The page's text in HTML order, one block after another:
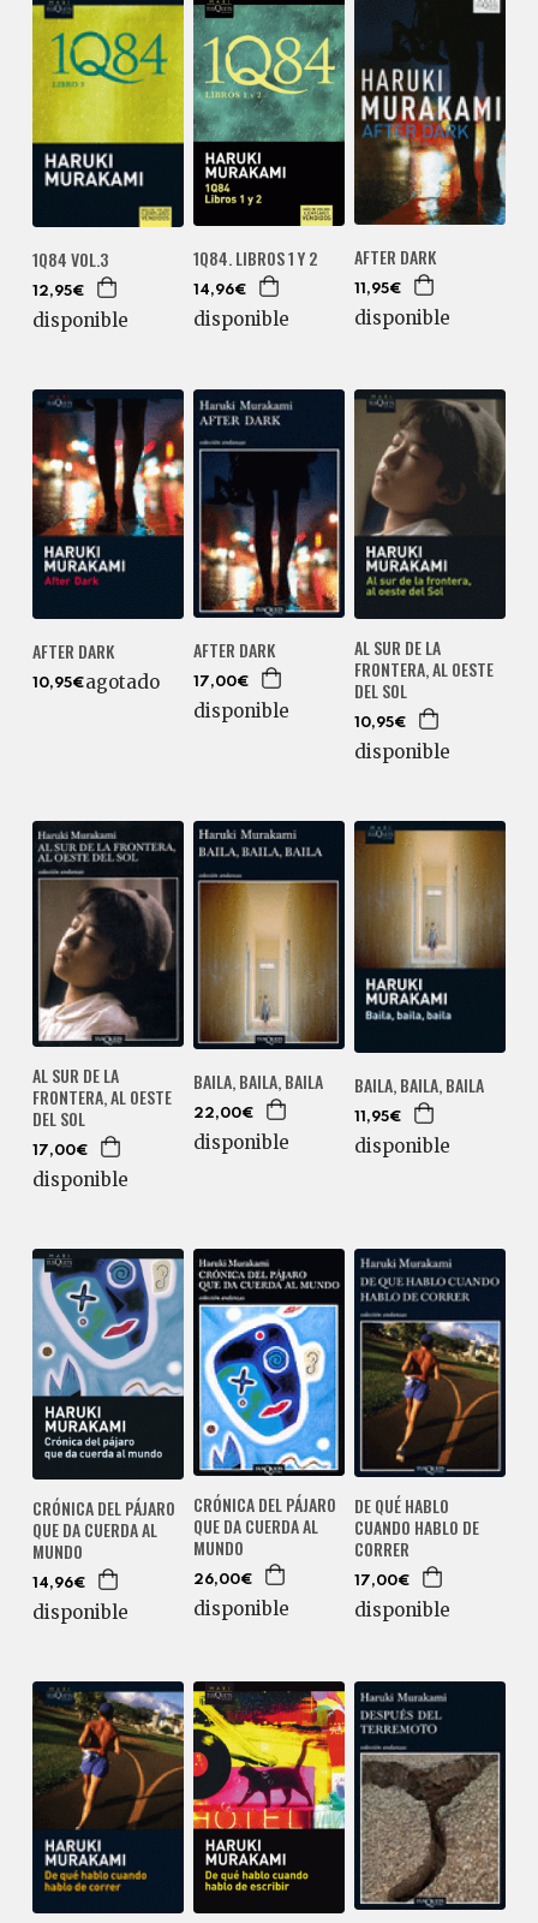
1Q84 VOL.3
12,95€
disponible
1Q84. LIBROS 1 Y 2
14,96€
disponible
AFTER DARK
11,95€
disponible
AFTER DARK
10,95€agotado
AFTER DARK
17,00€
disponible
AL SUR DE LA
FRONTERA, AL OESTE
DEL SOL
10,95€
disponible
AL SUR DE LA
FRONTERA, AL OESTE
DEL SOL
17,00€
disponible
BAILA, BAILA, BAILA
22,00€
disponible
BAILA, BAILA, BAILA
11,95€
disponible
CRÓNICA DEL PÁJARO
QUE DA CUERDA AL
MUNDO
14,96€
disponible
CRÓNICA DEL PÁJARO
QUE DA CUERDA AL
MUNDO
26,00€
disponible
DE QUÉ HABLO
CUANDO HABLO DE
CORRER
17,00€
disponible